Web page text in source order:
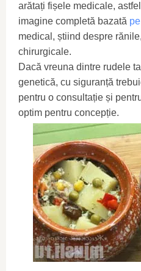
arătați fișele medicale,
imagine completă bazată
medical, știind despre
chirurgicale.
Dacă vreuna dintre rudele
genetică, cu siguranță
pentru o consultație și
optim pentru concepție.